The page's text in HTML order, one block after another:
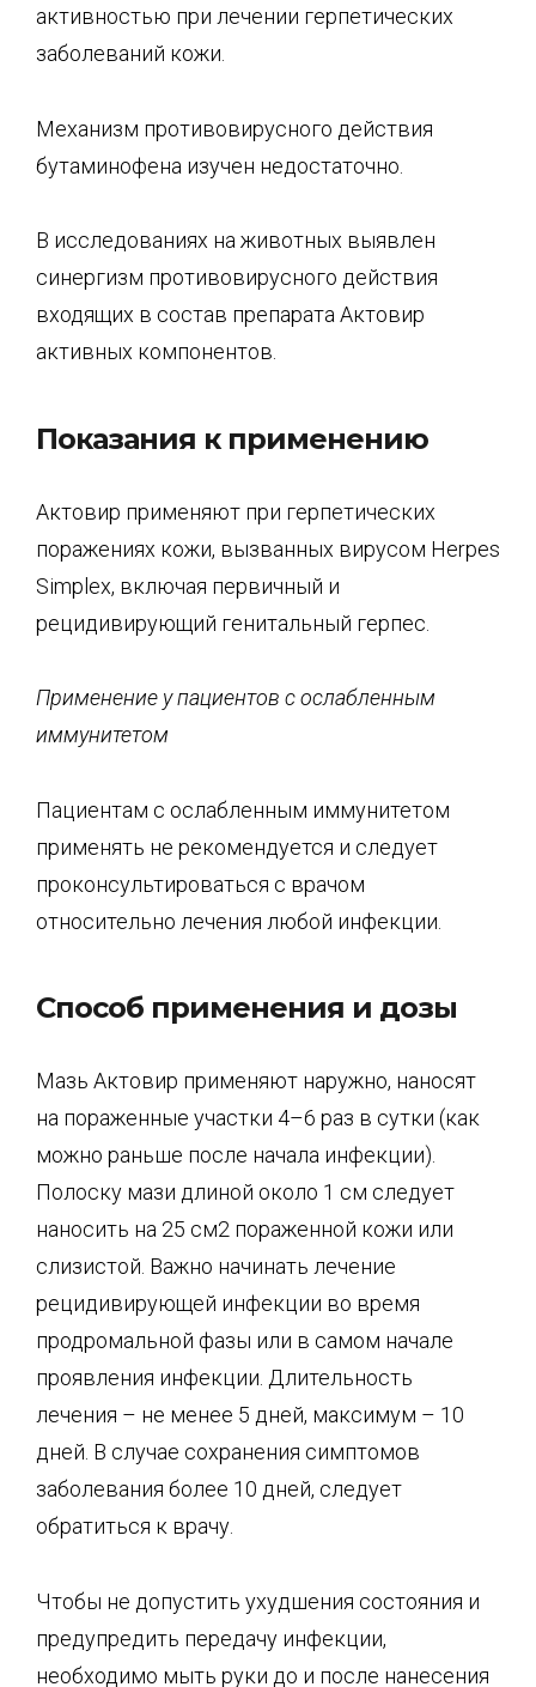
активностью при лечении герпетических
заболеваний кожи.
Механизм противовирусного действия
бутаминофена изучен недостаточно.
В исследованиях на животных выявлен
синергизм противовирусного действия
входящих в состав препарата Актовир
активных компонентов.
Показания к применению
Актовир применяют при герпетических
поражениях кожи, вызванных вирусом Herpes
Simplex, включая первичный и
рецидивирующий генитальный герпес.
Применение у пациентов с ослабленным
иммунитетом
Пациентам с ослабленным иммунитетом
применять не рекомендуется и следует
проконсультироваться с врачом
относительно лечения любой инфекции.
Способ применения и дозы
Мазь Актовир применяют наружно, наносят
на пораженные участки 4–6 раз в сутки (как
можно раньше после начала инфекции).
Полоску мази длиной около 1 см следует
наносить на 25 см2 пораженной кожи или
слизистой. Важно начинать лечение
рецидивирующей инфекции во время
продромальной фазы или в самом начале
проявления инфекции. Длительность
лечения – не менее 5 дней, максимум – 10
дней. В случае сохранения симптомов
заболевания более 10 дней, следует
обратиться к врачу.
Чтобы не допустить ухудшения состояния и
предупредить передачу инфекции,
необходимо мыть руки до и после нанесения